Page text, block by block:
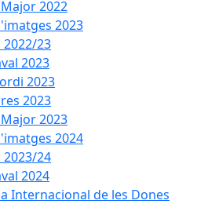
2022
2023
2022/23
2023
2023
2023
2023
2024
2023/24
2024
Internacional de les Dones